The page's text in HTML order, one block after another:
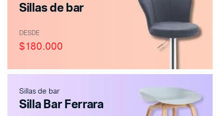
Sillas de bar
DESDE
$180.000
Sillas de bar
Silla Bar Ferrara